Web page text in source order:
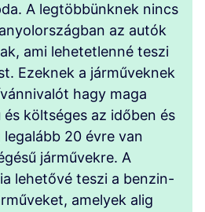
A legtöbbünknek nincs
az autók
ami lehetetlenné teszi
Ezeknek a járműveknek
hagy maga
költséges az időben és
20 évre van
járművekre. A
lehetővé teszi a benzin-
amelyek alig